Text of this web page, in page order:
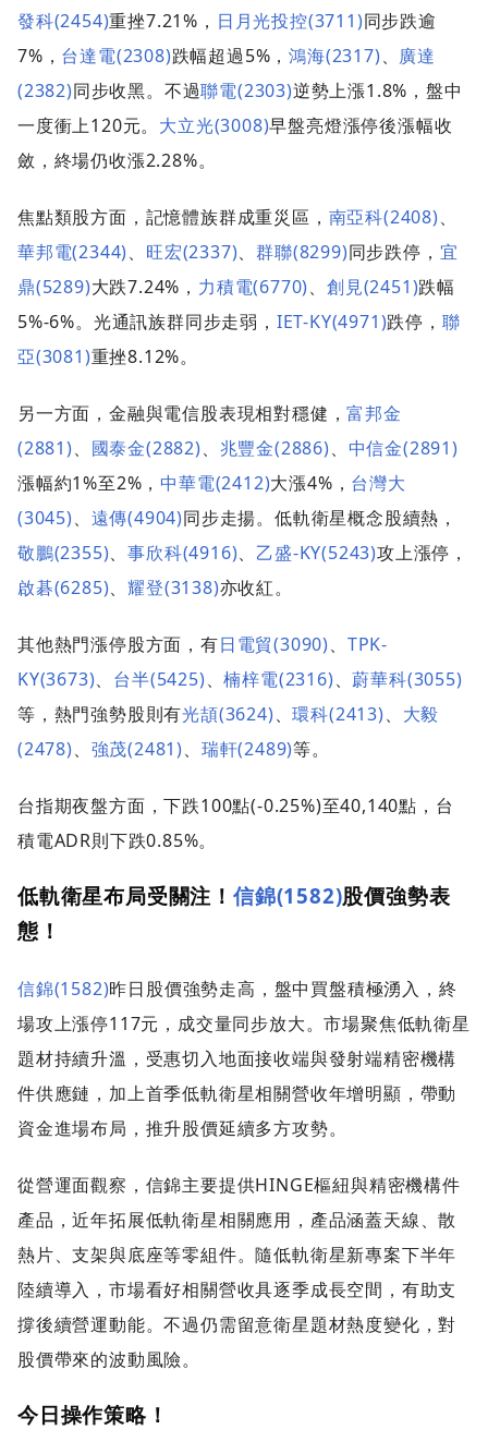
發科(2454)重挫7.21%， 日月光投控(3711)同步跌逾
7%， 台達電(2308)跌幅超過5%，鴻海(2317)、 廣達
(2382)同步收黑。不過聯電(2303)逆勢上漲1.8%，盤中
一度衝上120元。 大立光(3008)早盤亮燈漲停後漲幅收
斂，終場仍收漲2.28%。
焦點類股方面，記憶體族群成重災區， 南亞科(2408)、
華邦電(2344)、 旺宏(2337)、群聯(8299)同步跌停， 宜
鼎(5289)大跌7.24%， 力積電(6770)、創見(2451)跌幅
5%-6%。光通訊族群同步走弱， IET-KY(4971)跌停， 聯
亞(3081)重挫8.12%。
另一方面，金融與電信股表現相對穩健，富邦金
(2881)、 國泰金(2882)、 兆豐金(2886)、 中信金(2891)
漲幅約1%至2%， 中華電(2412)大漲4%， 台灣大
(3045)、 遠傳(4904)同步走揚。低軌衛星概念股續熱，
敬鵬(2355)、事欣科(4916)、 乙盛-KY(5243)攻上漲停，
啟碁(6285)、耀登(3138)亦收紅。
其他熱門漲停股方面，有日電貿(3090)、 TPK-
KY(3673)、 台半(5425)、楠梓電(2316)、蔚華科(3055)
等，熱門強勢股則有光頡(3624)、環科(2413)、 大毅
(2478)、 強茂(2481)、 瑞軒(2489)等。
台指期夜盤方面，下跌100點(-0.25%)至40,140點，台
積電ADR則下跌0.85%。
低軌衛星布局受關注！信錦(1582)股價強勢表
態！
信錦(1582)昨日股價強勢走高，盤中買盤積極湧入，終
場攻上漲停117元，成交量同步放大。市場聚焦低軌衛星
題材持續升溫，受惠切入地面接收端與發射端精密機構
件供應鏈，加上首季低軌衛星相關營收年增明顯，帶動
資金進場布局，推升股價延續多方攻勢。
從營運面觀察，信錦主要提供HINGE樞紐與精密機構件
產品，近年拓展低軌衛星相關應用，產品涵蓋天線、散
熱片、支架與底座等零組件。隨低軌衛星新專案下半年
陸續導入，市場看好相關營收具逐季成長空間，有助支
撐後續營運動能。不過仍需留意衛星題材熱度變化，對
股價帶來的波動風險。
今日操作策略！